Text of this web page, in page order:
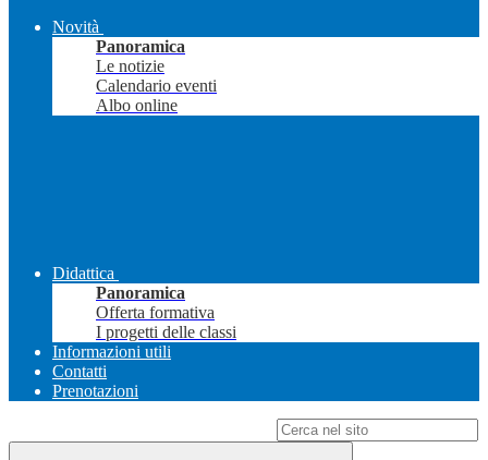
Novità
Panoramica
Le notizie
Calendario eventi
Albo online
Didattica
Panoramica
Offerta formativa
I progetti delle classi
Informazioni utili
Contatti
Prenotazioni